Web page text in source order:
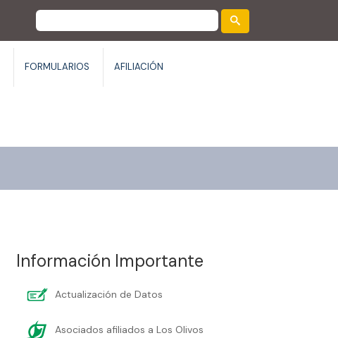
FORMULARIOS AFILIACIÓN
Información Importante
Actualización de Datos
Asociados afiliados a Los Olivos